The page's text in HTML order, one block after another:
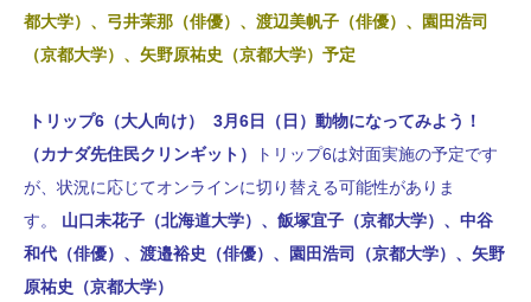
都大学）、弓井茉那（俳優）、渡辺美帆子（俳優）、園田浩司
（京都大学）、矢野原祐史（京都大学）予定
トリップ6（大人向け） 3月6日（日）動物になってみよう！
（カナダ先住民クリンギット）
トリップ6は対面実施の予定です
が、状況に応じてオンラインに切り替える可能性がありま
す。
山口未花子（北海道大学）、飯塚宜子（京都大学）、中谷
和代（俳優）、渡邉裕史（俳優）、園田浩司（京都大学）、矢野
原祐史（京都大学）